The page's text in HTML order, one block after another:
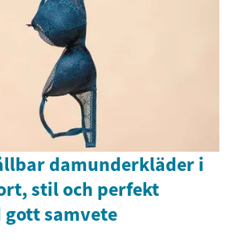
damunderkläder i
stil och perfekt
gott samvete